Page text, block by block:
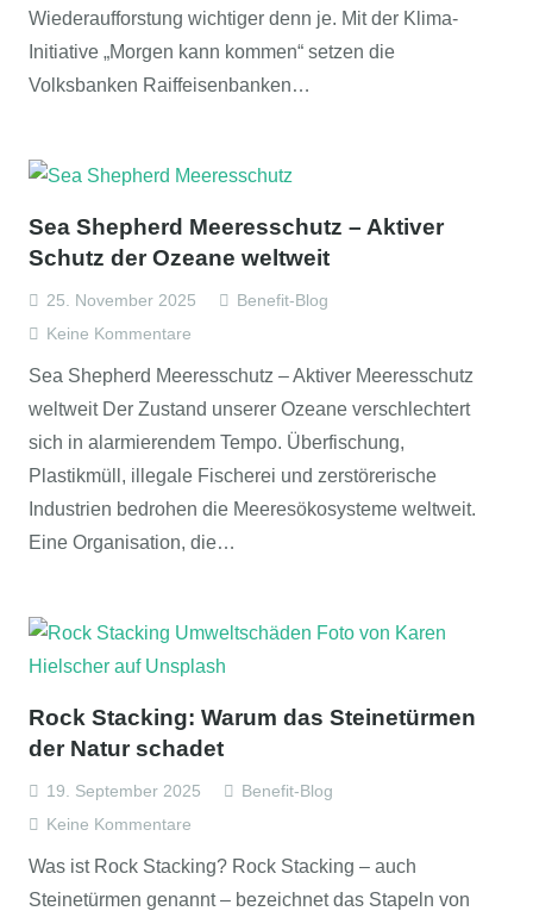
Wiederaufforstung wichtiger denn je. Mit der Klima-
Initiative „Morgen kann kommen“ setzen die
Volksbanken Raiffeisenbanken…
Sea Shepherd Meeresschutz – Aktiver
Schutz der Ozeane weltweit
25. November 2025
Benefit-Blog
Keine Kommentare
Sea Shepherd Meeresschutz – Aktiver Meeresschutz
weltweit Der Zustand unserer Ozeane verschlechtert
sich in alarmierendem Tempo. Überfischung,
Plastikmüll, illegale Fischerei und zerstörerische
Industrien bedrohen die Meeresökosysteme weltweit.
Eine Organisation, die…
Rock Stacking: Warum das Steinetürmen
der Natur schadet
19. September 2025
Benefit-Blog
Keine Kommentare
Was ist Rock Stacking? Rock Stacking – auch
Steinetürmen genannt – bezeichnet das Stapeln von